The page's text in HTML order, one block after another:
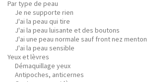
Par type de peau
Je ne supporte rien
J'ai la peau qui tire
J'ai la peau luisante et des boutons
J'ai une peau normale sauf front nez menton
J'ai la peau sensible
Yeux et lèvres
Démaquillage yeux
Antipoches, anticernes